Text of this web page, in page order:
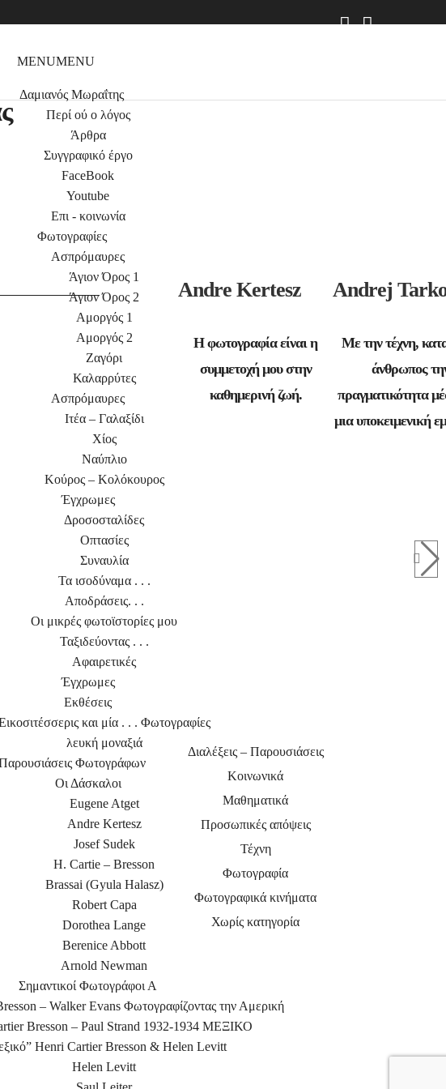
MENUMENU
Δαμιανός Μωραΐτης
Περί ού ο λόγος
Άρθρα
Συγγραφικό έργο
FaceBook
Youtube
Επι - κοινωνία
Φωτογραφίες
Ασπρόμαυρες
Άγιον Όρος 1
Άγιον Όρος 2
Αμοργός 1
Αμοργός 2
Ζαγόρι
Καλαρρύτες
Ασπρόμαυρες
Ιτέα – Γαλαξίδι
Χίος
Ναύπλιο
Κούρος – Κολόκουρος
Έγχρωμες
Δροσοσταλίδες
Οπτασίες
Συναυλία
Τα ισοδύναμα . . .
Αποδράσεις. . .
Οι μικρές φωτοϊστορίες μου
Ταξιδεύοντας . . .
Αφαιρετικές
Έγχρωμες
Εκθέσεις
και μία . . . Φωτογραφίες
λευκή μοναξιά
Φωτογράφων
Οι Δάσκαλοι
Eugene Atget
Andre Kertesz
Josef Sudek
H. Cartie – Bresson
Brassai (Gyula Halasz)
Robert Capa
Dorothea Lange
Berenice Abbott
Arnold Newman
Σημαντικοί Φωτογράφοι Α
– Walker Evans Φωτογραφίζοντας την Αμερική
Bresson – Paul Strand 1932-1934 ΜΕΞΙΚΟ
Henri Cartier Bresson & Helen Levitt
Helen Levitt
Andre Kertesz
Η φωτογραφία είναι η
συμμετοχή μου στην
καθημερινή ζωή.
Andrej
Με την τέχνη,
άνθρωπος
πραγματικότητα
μια υποκειμενική
Διαλέξεις – Παρουσιάσεις
Κοινωνικά
Μαθηματικά
Προσωπικές απόψεις
Τέχνη
Φωτογραφία
Φωτογραφικά κινήματα
Χωρίς κατηγορία